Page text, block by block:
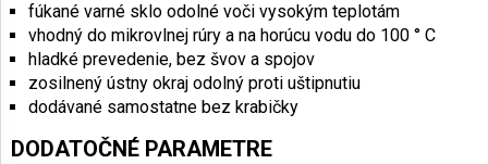
fúkané varné sklo odolné voči vysokým teplotám
vhodný do mikrovlnej rúry a na horúcu vodu do 100 ° C
hladké prevedenie, bez švov a spojov
zosilnený ústny okraj odolný proti uštipnutiu
dodávané samostatne bez krabičky
DODATOČNÉ PARAMETRE